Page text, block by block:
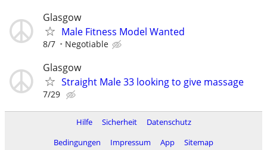
Glasgow
Male Fitness Model Wanted
8/7 Negotiable
Glasgow
Straight Male 33 looking to give massage
7/29
Hilfe Sicherheit
Datenschutz
Bedingungen
Impressum App Sitemap